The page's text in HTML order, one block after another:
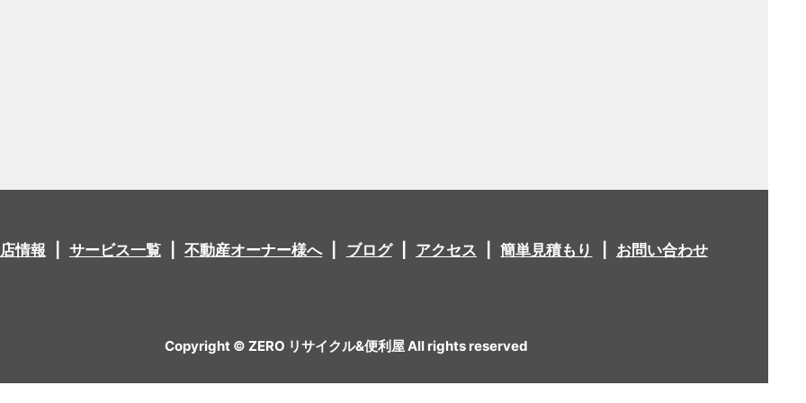
情報 サービス一覧 不動産オーナー様へ ブログ アクセス 簡単見積もり お問い合わせ
Copyright © ZERO リサイクル&便利屋 All rights reserved